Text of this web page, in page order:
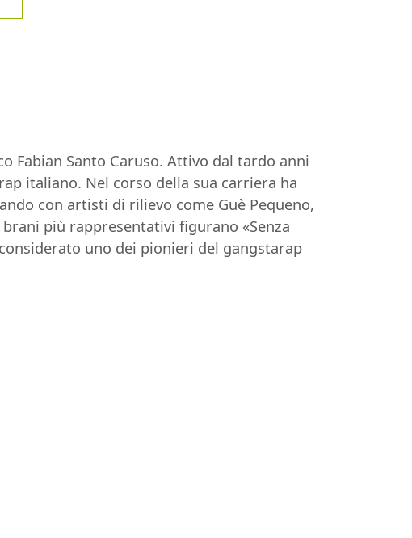
Fabian Santo Caruso. Attivo dal tardo anni
italiano. Nel corso della sua carriera ha
con artisti di rilievo come Guè Pequeno,
più rappresentativi figurano «Senza
uno dei pionieri del gangstarap